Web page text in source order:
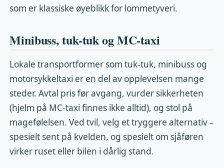
som er klassiske øyeblikk for lommetyveri.
Minibuss, tuk-tuk og MC-taxi
Lokale transportformer som tuk-tuk, minibuss og
motorsykkeltaxi er en del av opplevelsen mange
steder. Avtal pris før avgang, vurder sikkerheten
(hjelm på MC-taxi finnes ikke alltid), og stol på
magefølelsen. Ved tvil, velg et tryggere alternativ –
spesielt sent på kvelden, og spesielt om sjåføren
virker ruset eller bilen i dårlig stand.